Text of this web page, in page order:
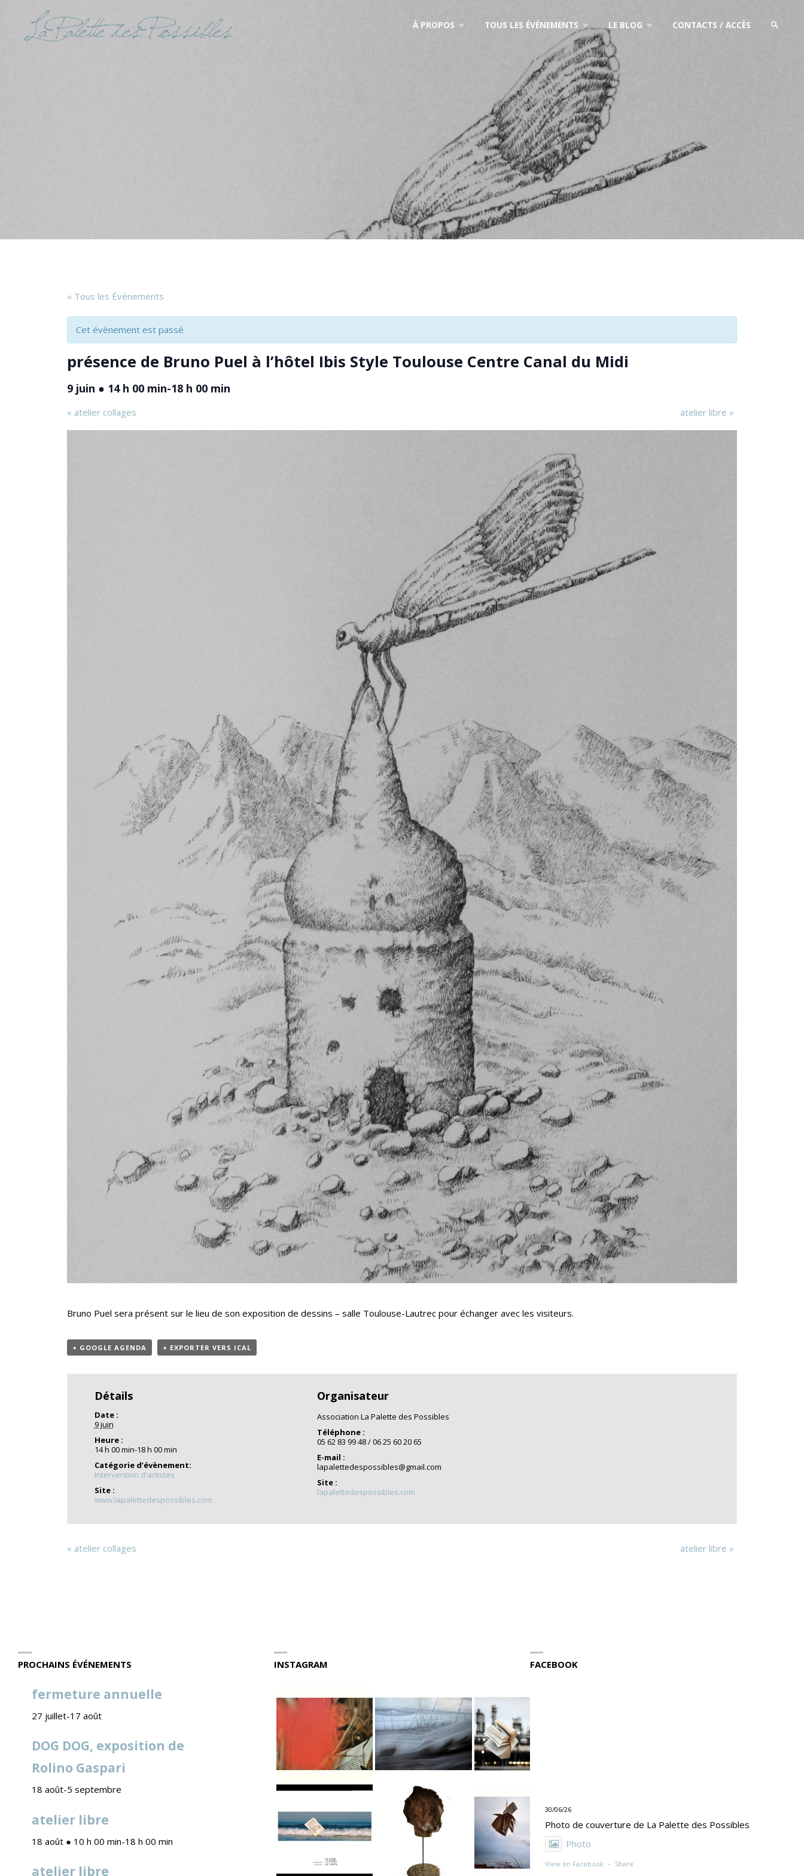
À PROPOS TOUS LES ÉVÉNEMENTS LE BLOG CONTACTS / ACCÈS
« Tous les Évènements
Cet évènement est passé
présence de Bruno Puel à l’hôtel Ibis Style Toulouse Centre Canal du Midi
9 juin ● 14 h 00 min-18 h 00 min
« atelier collages atelier libre »
Bruno Puel sera présent sur le lieu de son exposition de dessins – salle Toulouse-Lautrec pour échanger avec les visiteurs.
+ GOOGLE AGENDA + EXPORTER VERS ICAL
Détails
Date :
9 juin
Heure :
14 h 00 min-18 h 00 min
Catégorie d’évènement:
Intervention d'artistes
Site :
www.lapalettedespossibles.com
Organisateur
Association La Palette des Possibles
Téléphone :
05 62 83 99 48 / 06 25 60 20 65
E-mail :
lapalettedespossibles@gmail.com
Site :
lapalettedespossibles.com
« atelier collages atelier libre »
PROCHAINS ÉVÉNEMENTS
fermeture annuelle
27 juillet-17 août
DOG DOG, exposition de
Rolino Gaspari
18 août-5 septembre
atelier libre
18 août ● 10 h 00 min-18 h 00 min
atelier libre
INSTAGRAM FACEBOOK
30/06/26
Photo de couverture de La Palette des Possibles
Photo
View on Facebook · Share